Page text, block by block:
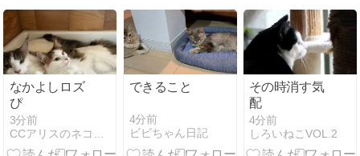
なかよしロズ
ぴ
3分前
できること
4分前
ビビちゃん日記
その時消す気
配
4分前
しろいねこVOL.2